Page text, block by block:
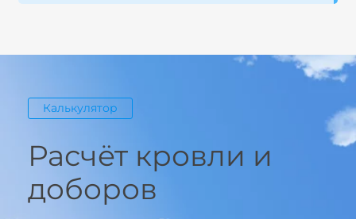
Калькулятор
Расчёт кровли и
доборов